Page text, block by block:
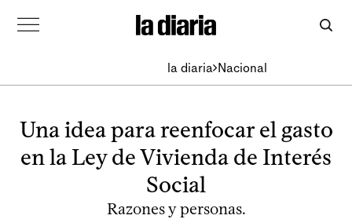
la diaria Nacional
Una idea para reenfocar el gasto
en la Ley de Vivienda de Interés
Social
Razones y personas.